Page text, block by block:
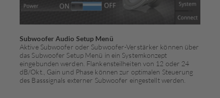
Subwoofer Audio Setup Menü
Aktive Subwoofer oder Subwoofer-Verstärker können über
das Subwoofer Setup Menü in ein Systemkonzept
eingebunden werden. Flankensteilheiten von 12 oder 24
dB/Okt., Gain und Phase können zur optimalen Steuerung
des Basssignals externer Subwoofer eingestellt werden.